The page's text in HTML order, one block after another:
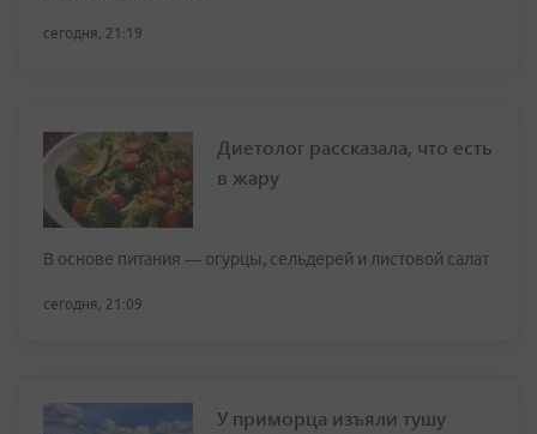
сегодня, 21:19
Диетолог рассказала, что есть
в жару
В основе питания — огурцы, сельдерей и листовой салат
сегодня, 21:09
У приморца изъяли тушу